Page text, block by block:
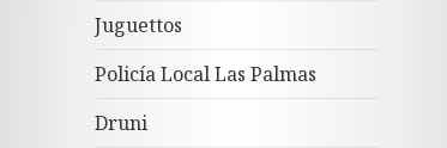
Juguettos
Policía Local Las Palmas
Druni